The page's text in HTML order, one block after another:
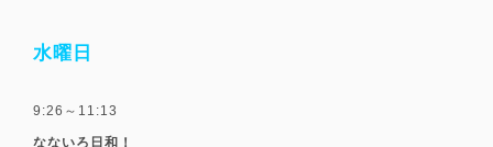
水曜日
9:26～11:13
なないろ日和！